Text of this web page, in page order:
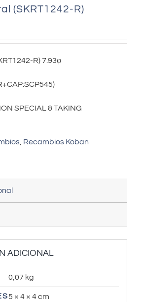
(SKRT1242-R)
R) 7.93φ
SPECIAL & TAKING
Recambios Koban
ADICIONAL
0,07 kg
5 × 4 × 4 cm